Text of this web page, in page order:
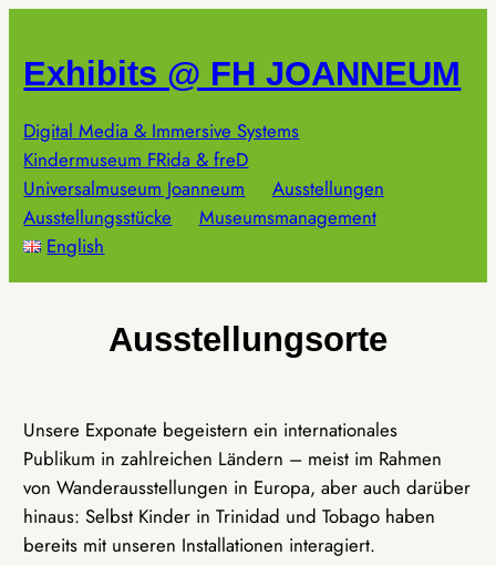
springen
Exhibits @ FH JOANNEUM
Digital Media & Immersive Systems
Kindermuseum FRida & freD
Universalmuseum Joanneum
Ausstellungen
Ausstellungsstücke
Museumsmanagement
English
Ausstellungsorte
Unsere Exponate begeistern ein internationales
Publikum in zahlreichen Ländern – meist im Rahmen
von Wanderausstellungen in Europa, aber auch darüber
hinaus: Selbst Kinder in Trinidad und Tobago haben
bereits mit unseren Installationen interagiert.